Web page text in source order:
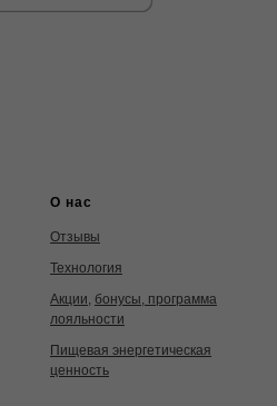
О нас
Отзывы
Технология
Акции, бонусы, программа
лояльности
Пищевая энергетическая
ценность